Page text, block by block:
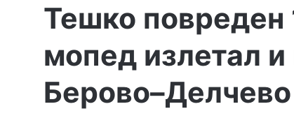
Тешко
мопед излетал и
Берово–Делчево